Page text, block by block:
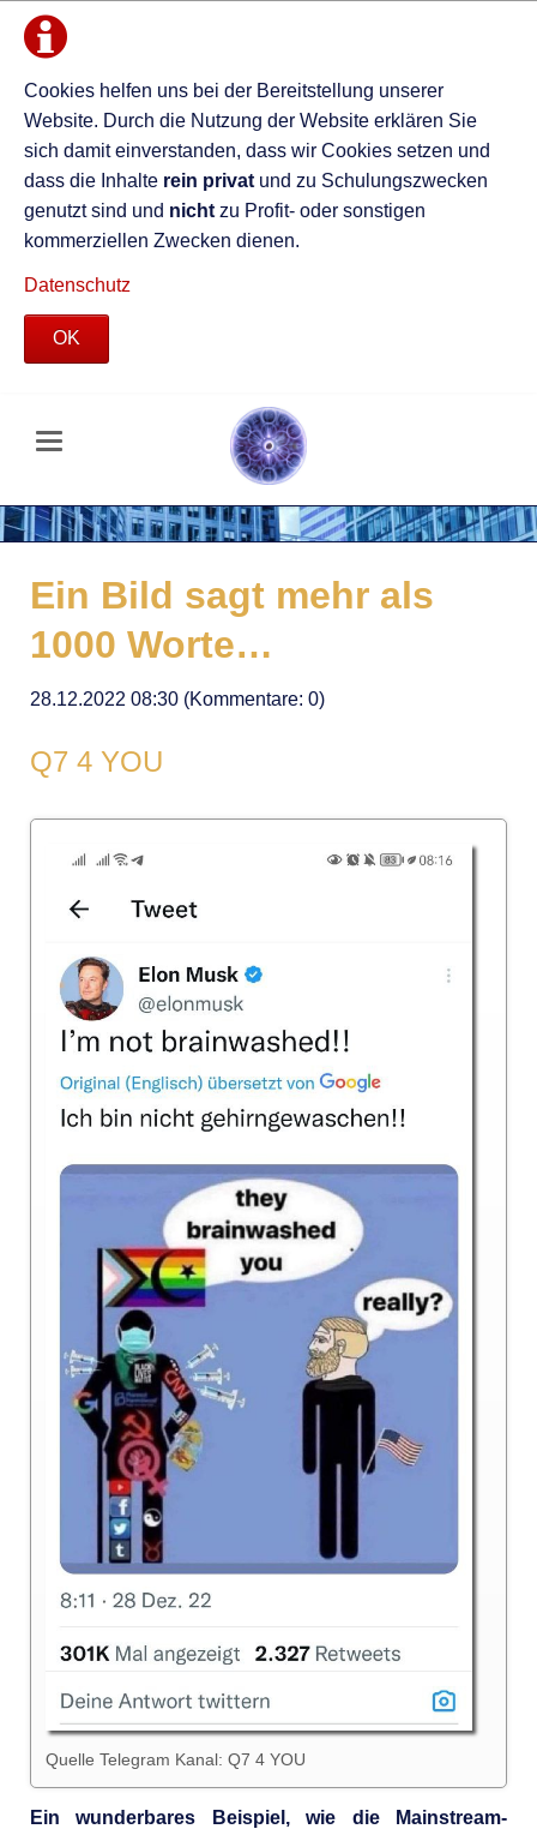
Cookies helfen uns bei der Bereitstellung unserer
Website. Durch die Nutzung der Website erklären Sie
sich damit einverstanden, dass wir Cookies setzen und
dass die Inhalte rein privat und zu Schulungszwecken
genutzt sind und nicht zu Profit- oder sonstigen
kommerziellen Zwecken dienen.
Datenschutz
OK
Ein Bild sagt mehr als
1000 Worte…
28.12.2022 08:30(Kommentare: 0)
Q7 4 YOU
Quelle Telegram Kanal: Q7 4 YOU
Ein wunderbares Beispiel, wie die Mainstream-